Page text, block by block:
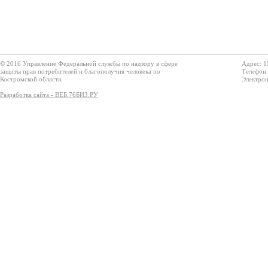
© 2016 Управление Федеральной службы по надзору в сфере
защиты прав потребителей и благополучия человека по
Костромской области
Разработка сайта - ВЕБ.76БИЗ.РУ
Адрес: